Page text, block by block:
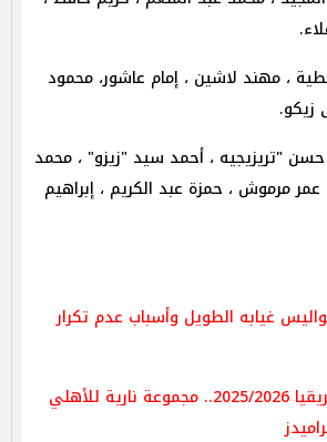
، مهند لاشين ، إمام عاشور، محمود
زيكو.
"تريزيجيه ، أحمد سيد "زيزو" ، محمد
مرموش ، حمزة عبد الكريم ، إبراهيم
غيابه الطويل وأسباب عدم تكرار
قرعة دوري أبطال أفريقيا 2025/2026.. مجموعة نارية للأهلي